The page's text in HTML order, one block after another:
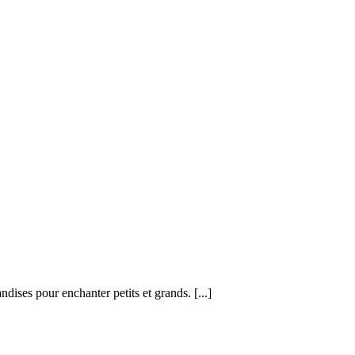
pour enchanter petits et grands. [...]